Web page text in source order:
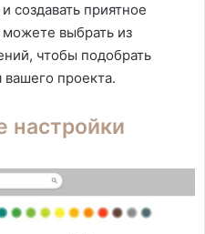
создавать приятное
можете выбрать из
чтобы подобрать
проекта.
настройки